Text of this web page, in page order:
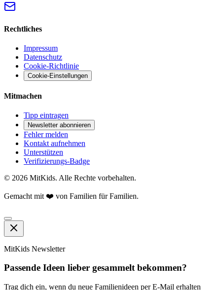
Rechtliches
Impressum
Datenschutz
Cookie-Richtlinie
Cookie-Einstellungen
Mitmachen
Tipp eintragen
Newsletter abonnieren
Fehler melden
Kontakt aufnehmen
Unterstützen
Verifizierungs-Badge
© 2026 MitKids. Alle Rechte vorbehalten.
Gemacht mit ❤️ von Familien für Familien.
MitKids Newsletter
Passende Ideen lieber gesammelt bekommen?
Trag dich ein, wenn du neue Familienideen per E-Mail erhalten